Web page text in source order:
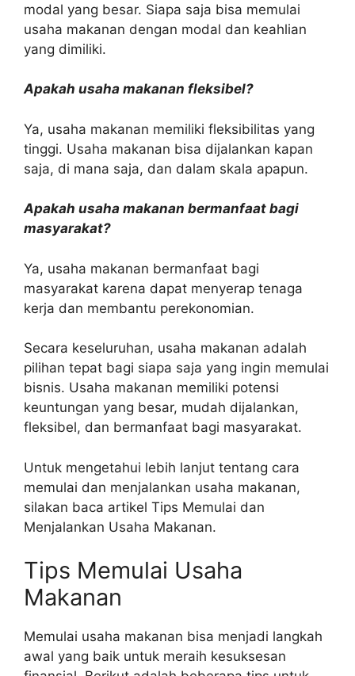
modal yang besar. Siapa saja bisa memulai
usaha makanan dengan modal dan keahlian
yang dimiliki.
Apakah usaha makanan fleksibel?
Ya, usaha makanan memiliki fleksibilitas yang
tinggi. Usaha makanan bisa dijalankan kapan
saja, di mana saja, dan dalam skala apapun.
Apakah usaha makanan bermanfaat bagi
masyarakat?
Ya, usaha makanan bermanfaat bagi
masyarakat karena dapat menyerap tenaga
kerja dan membantu perekonomian.
Secara keseluruhan, usaha makanan adalah
pilihan tepat bagi siapa saja yang ingin memulai
bisnis. Usaha makanan memiliki potensi
keuntungan yang besar, mudah dijalankan,
fleksibel, dan bermanfaat bagi masyarakat.
Untuk mengetahui lebih lanjut tentang cara
memulai dan menjalankan usaha makanan,
silakan baca artikel Tips Memulai dan
Menjalankan Usaha Makanan.
Tips Memulai Usaha
Makanan
Memulai usaha makanan bisa menjadi langkah
awal yang baik untuk meraih kesuksesan